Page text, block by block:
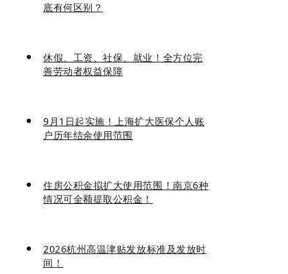
底有何区别？
休假、工资、社保、就业！全方位完
善劳动者权益保障
9月1日起实施！上海扩大医保个人账
户历年结余使用范围
住房公积金拟扩大使用范围！南京6种
情况可全额提取公积金！
2026杭州高温津贴发放标准及发放时
间！